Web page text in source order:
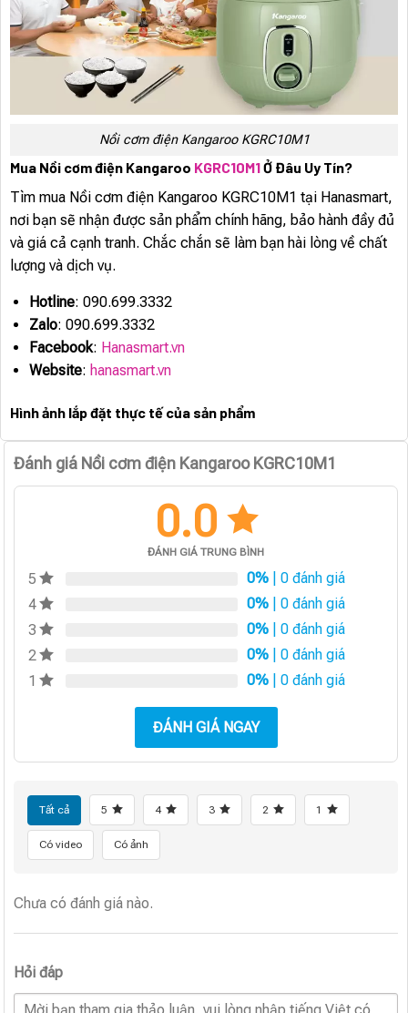
Nồi cơm điện Kangaroo KGRC10M1
Mua Nồi cơm điện Kangaroo KGRC10M1Ở Đâu Uy Tín?
Tìm mua Nồi cơm điện Kangaroo KGRC10M1 tại Hanasmart,
nơi bạn sẽ nhận được sản phẩm chính hãng, bảo hành đầy đủ
và giá cả cạnh tranh. Chắc chắn sẽ làm bạn hài lòng về chất
lượng và dịch vụ.
Hotline: 090.699.3332
Zalo: 090.699.3332
Facebook: Hanasmart.vn
Website: hanasmart.vn
Hình ảnh lắp đặt thực tế của sản phẩm
Đánh giá Nồi cơm điện Kangaroo KGRC10M1
0.0
ĐÁNH GIÁ TRUNG BÌNH
5 0% | 0 đánh giá
4
0% | 0 đánh giá
3
0% | 0 đánh giá
2
0% | 0 đánh giá
1
0% | 0 đánh giá
ĐÁNH GIÁ NGAY
Tất cả 5 4 3 2 1
Có video Có ảnh
Chưa có đánh giá nào.
Hỏi đáp